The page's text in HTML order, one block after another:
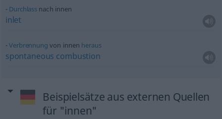
Durchlass nach innen
inlet
Verbrennung von innen heraus
spontaneous combustion
Beispielsätze aus externen Quellen
für "innen"